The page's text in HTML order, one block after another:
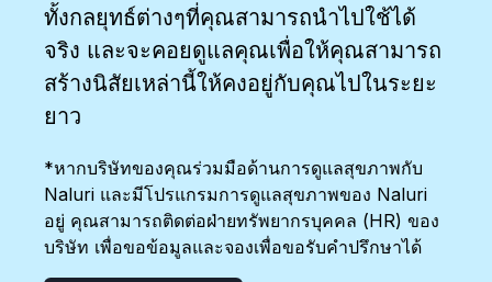
ทั้งกลยุทธ์ต่างๆที่คุณสามารถนำไปใช้ได้
จริง และจะคอยดูแลคุณเพื่อให้คุณสามารถ
สร้างนิสัยเหล่านี้ให้คงอยู่กับคุณไปในระยะ
ยาว
*หากบริษัทของคุณร่วมมือด้านการดูแลสุขภาพกับ
Naluri และมีโปรแกรมการดูแลสุขภาพของ Naluri
อยู่ คุณสามารถติดต่อฝ่ายทรัพยากรบุคคล (HR) ของ
บริษัท เพื่อขอข้อมูลและจองเพื่อขอรับคำปรึกษาได้